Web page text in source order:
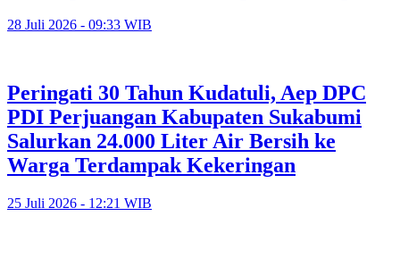
28 Juli 2026 - 09:33 WIB
Peringati 30 Tahun Kudatuli, Aep DPC
PDI Perjuangan Kabupaten Sukabumi
Salurkan 24.000 Liter Air Bersih ke
Warga Terdampak Kekeringan
25 Juli 2026 - 12:21 WIB